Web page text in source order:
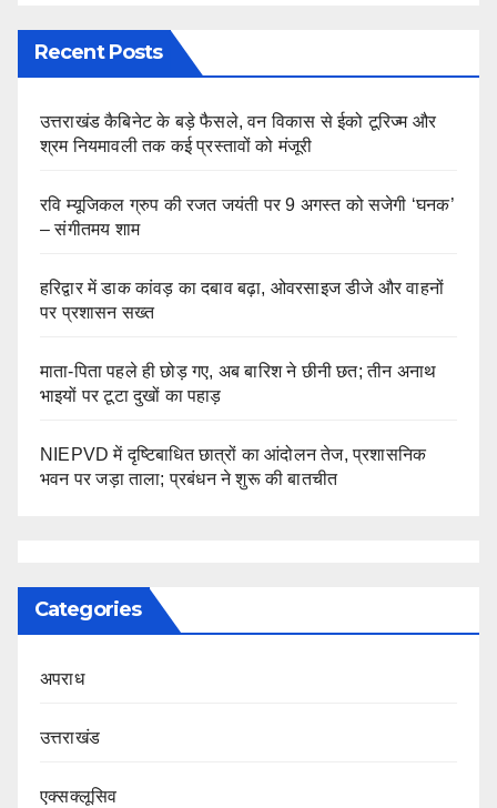
Recent Posts
उत्तराखंड कैबिनेट के बड़े फैसले, वन विकास से ईको टूरिज्म और
श्रम नियमावली तक कई प्रस्तावों को मंजूरी
रवि म्यूजिकल ग्रुप की रजत जयंती पर 9 अगस्त को सजेगी ‘घनक’
– संगीतमय शाम
हरिद्वार में डाक कांवड़ का दबाव बढ़ा, ओवरसाइज डीजे और वाहनों
पर प्रशासन सख्त
माता-पिता पहले ही छोड़ गए, अब बारिश ने छीनी छत; तीन अनाथ
भाइयों पर टूटा दुखों का पहाड़
NIEPVD में दृष्टिबाधित छात्रों का आंदोलन तेज, प्रशासनिक
भवन पर जड़ा ताला; प्रबंधन ने शुरू की बातचीत
Categories
अपराध
उत्तराखंड
एक्सक्लूसिव